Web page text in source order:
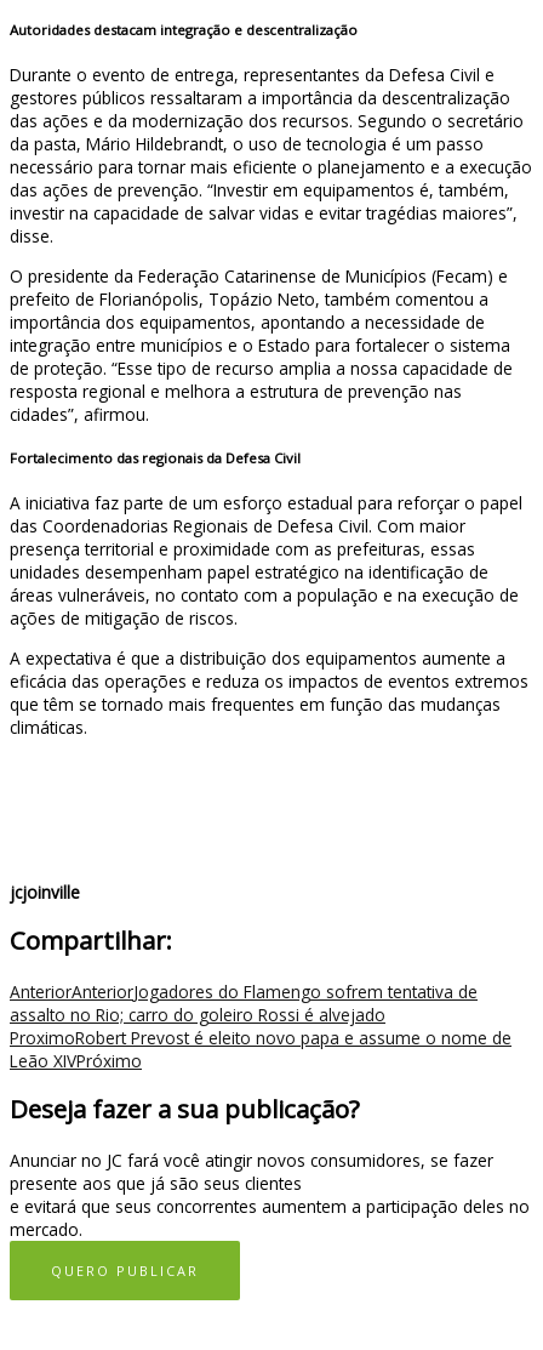
Autoridades destacam integração e descentralização
Durante o evento de entrega, representantes da Defesa Civil e
gestores públicos ressaltaram a importância da descentralização
das ações e da modernização dos recursos. Segundo o secretário
da pasta, Mário Hildebrandt, o uso de tecnologia é um passo
necessário para tornar mais eficiente o planejamento e a execução
das ações de prevenção. “Investir em equipamentos é, também,
investir na capacidade de salvar vidas e evitar tragédias maiores”,
disse.
O presidente da Federação Catarinense de Municípios (Fecam) e
prefeito de Florianópolis, Topázio Neto, também comentou a
importância dos equipamentos, apontando a necessidade de
integração entre municípios e o Estado para fortalecer o sistema
de proteção. “Esse tipo de recurso amplia a nossa capacidade de
resposta regional e melhora a estrutura de prevenção nas
cidades”, afirmou.
Fortalecimento das regionais da Defesa Civil
A iniciativa faz parte de um esforço estadual para reforçar o papel
das Coordenadorias Regionais de Defesa Civil. Com maior
presença territorial e proximidade com as prefeituras, essas
unidades desempenham papel estratégico na identificação de
áreas vulneráveis, no contato com a população e na execução de
ações de mitigação de riscos.
A expectativa é que a distribuição dos equipamentos aumente a
eficácia das operações e reduza os impactos de eventos extremos
que têm se tornado mais frequentes em função das mudanças
climáticas.
jcjoinville
Compartilhar:
AnteriorAnteriorJogadores do Flamengo sofrem tentativa de
assalto no Rio; carro do goleiro Rossi é alvejado
ProximoRobert Prevost é eleito novo papa e assume o nome de
Leão XIVPróximo
Deseja fazer a sua publicação?
Anunciar no JC fará você atingir novos consumidores, se fazer
presente aos que já são seus clientes
e evitará que seus concorrentes aumentem a participação deles no
mercado.
QUERO PUBLICAR